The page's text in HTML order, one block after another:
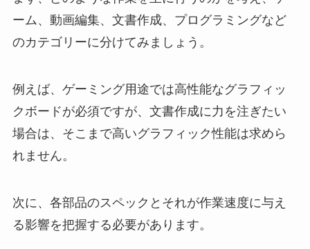
ーム、動画編集、文書作成、プログラミングなど
のカテゴリーに分けてみましょう。
例えば、ゲーミング用途では高性能なグラフィッ
クボードが必須ですが、文書作成に力を注ぎたい
場合は、そこまで高いグラフィック性能は求めら
れません。
次に、各部品のスペックとそれが作業速度に与え
る影響を把握する必要があります。